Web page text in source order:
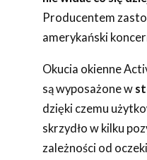
Producentem
amerykański
Okucia okienne
są wyposażone w
dzięki czemu
skrzydło w kilku
zależności od